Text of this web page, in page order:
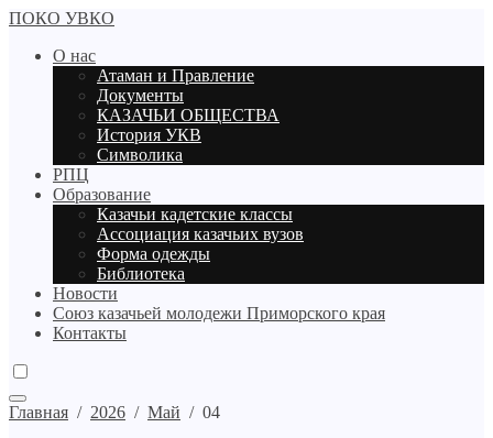
ПОКО УВКО
О нас
Атаман и Правление
Документы
КАЗАЧЬИ ОБЩЕСТВА
История УКВ
Символика
РПЦ
Образование
Казачьи кадетские классы
Ассоциация казачьих вузов
Форма одежды
Библиотека
Новости
Союз казачьей молодежи Приморского края
Контакты
Главная / 2026 / Май / 04